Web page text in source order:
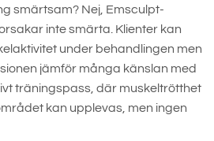
smärtsam? Nej, Emsculpt-
inte smärta. Klienter kan
under behandlingen men
jämför många känslan med
träningspass, där muskeltrötthet
kan upplevas, men ingen